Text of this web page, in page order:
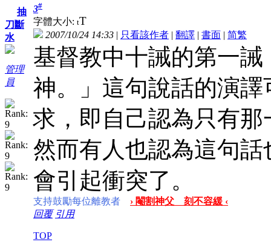
抽
刀斷
水
管理
員
3#
字體大小: tT
2007/10/24 14:33 | 只看該作者 | 翻譯 | 書面 | 简繁
基督教中十誡的第一
神。」這句說話的演
求，即自己認為只有
然而有人也認為這句
會引起衝突了。
支持鼓勵每位離教者
› 閹割神父 刻不容緩 ‹
回覆 引用
TOP